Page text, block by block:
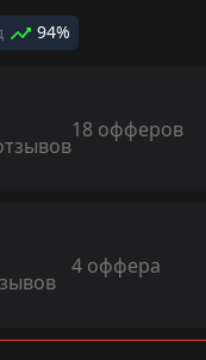
94%
18 офферов
4 оффера